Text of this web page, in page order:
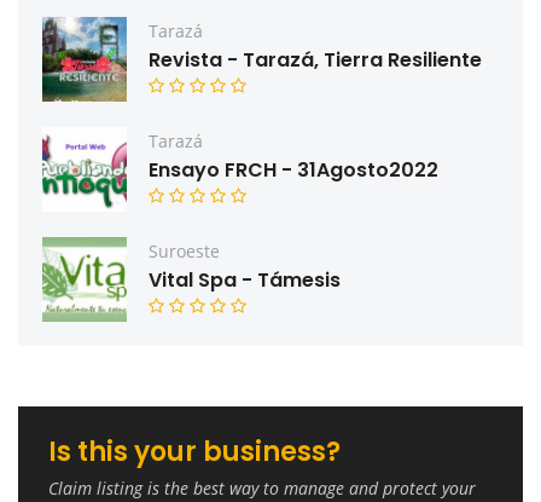
Tarazá
Revista - Tarazá, Tierra Resiliente
Tarazá
Ensayo FRCH - 31Agosto2022
Suroeste
Vital Spa - Támesis
Is this your business?
Claim listing is the best way to manage and protect your